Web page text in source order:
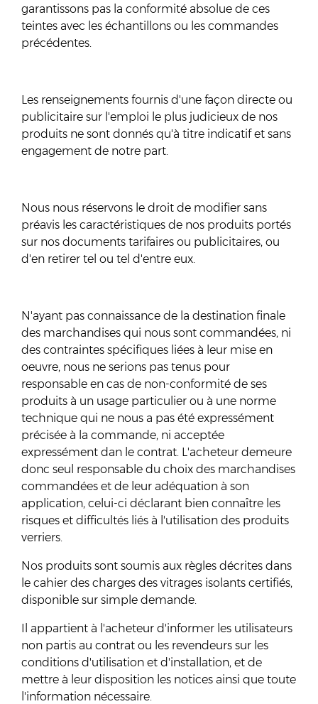
garantissons pas la conformité absolue de ces
teintes avec les échantillons ou les commandes
précédentes.
Les renseignements fournis d'une façon directe ou
publicitaire sur l'emploi le plus judicieux de nos
produits ne sont donnés qu'à titre indicatif et sans
engagement de notre part.
Nous nous réservons le droit de modifier sans
préavis les caractéristiques de nos produits portés
sur nos documents tarifaires ou publicitaires, ou
d'en retirer tel ou tel d'entre eux.
N'ayant pas connaissance de la destination finale
des marchandises qui nous sont commandées, ni
des contraintes spécifiques liées à leur mise en
oeuvre, nous ne serions pas tenus pour
responsable en cas de non-conformité de ses
produits à un usage particulier ou à une norme
technique qui ne nous a pas été expressément
précisée à la commande, ni acceptée
expressément dan le contrat. L'acheteur demeure
donc seul responsable du choix des marchandises
commandées et de leur adéquation à son
application, celui-ci déclarant bien connaître les
risques et difficultés liés à l'utilisation des produits
verriers.
Nos produits sont soumis aux règles décrites dans
le cahier des charges des vitrages isolants certifiés,
disponible sur simple demande.
Il appartient à l'acheteur d'informer les utilisateurs
non partis au contrat ou les revendeurs sur les
conditions d'utilisation et d'installation, et de
mettre à leur disposition les notices ainsi que toute
l'information nécessaire.